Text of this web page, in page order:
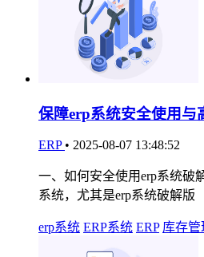
保障erp系统安全使用与
ERP • 2025-08-07 13:48:52
一、如何安全使用erp系统破
系统，尤其是erp系统破解版
erp系统 ERP系统 ERP 库存管